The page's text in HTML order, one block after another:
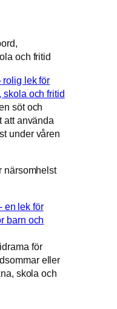
och fritid
söt och
att använda
under våren
närsomhelst
för
eller
skola och